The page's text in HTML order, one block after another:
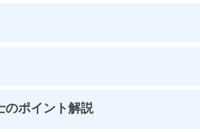
のポイント解説